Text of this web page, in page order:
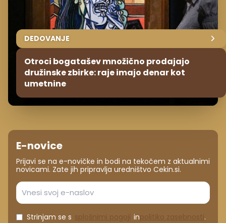
DEDOVANJE
Otroci bogatašev množično prodajajo
družinske zbirke: raje imajo denar kot
umetnine
E-novice
Prijavi se na e-novičke in bodi na tekočem z aktualnimi
novicami. Zate jih pripravlja uredništvo Cekin.si.
Strinjam se s in .